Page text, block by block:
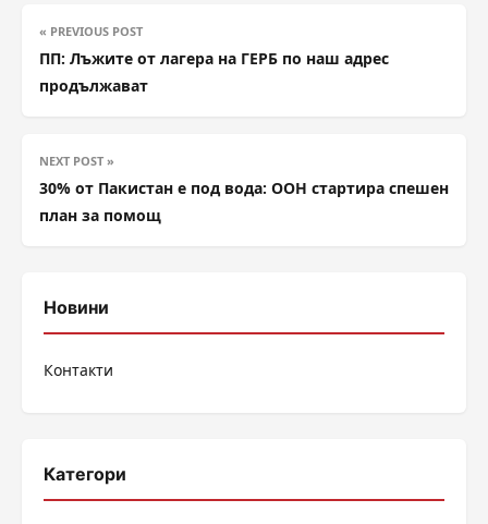
« PREVIOUS POST
ПП: Лъжите от лагера на ГЕРБ по наш адрес
продължават
NEXT POST »
30% от Пакистан е под вода: ООН стартира спешен
план за помощ
Новини
Контакти
Категори